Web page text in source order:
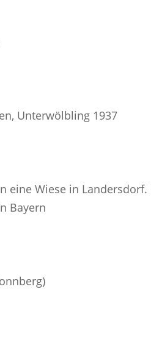
Unterwölbling 1937
eine Wiese in
Bayern